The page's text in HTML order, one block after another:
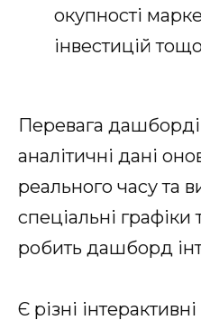
окупності
інвестицій
Перевага
аналітичні дані
реального часу та
спеціальні
робить дашборд
Є різні